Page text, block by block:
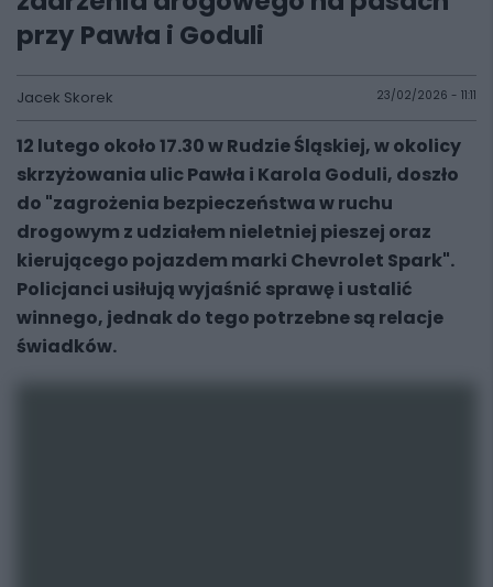
przy Pawła i Goduli
Jacek Skorek 23/02/2026 - 11:11
12 lutego około 17.30 w Rudzie Śląskiej, w okolicy
skrzyżowania ulic Pawła i Karola Goduli, doszło
do "zagrożenia bezpieczeństwa w ruchu
drogowym z udziałem nieletniej pieszej oraz
kierującego pojazdem marki Chevrolet Spark".
Policjanci usiłują wyjaśnić sprawę i ustalić
winnego, jednak do tego potrzebne są relacje
świadków.